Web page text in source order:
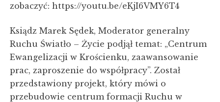
zobaczyć: https://youtu.be/eKjI6VMY6T4
Ksiądz Marek Sędek, Moderator generalny
Ruchu Światło – Życie podjął temat: „Centrum
Ewangelizacji w Krościenku, zaawansowanie
prac, zaproszenie do współpracy”. Został
przedstawiony projekt, który mówi o
przebudowie centrum formacji Ruchu w